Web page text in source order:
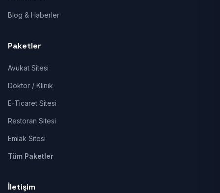
Blog & Haberler
Paketler
Avukat Sitesi
Doktor / Klinik
E-Ticaret Sitesi
Restoran Sitesi
Emlak Sitesi
Tüm Paketler
İletişim